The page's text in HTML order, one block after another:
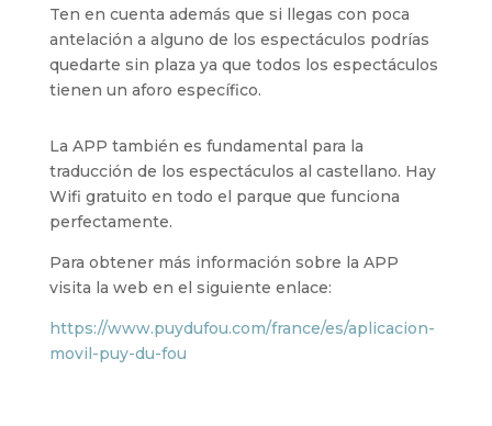
Ten en cuenta además que si llegas con poca
antelación a alguno de los espectáculos podrías
quedarte sin plaza ya que todos los espectáculos
tienen un aforo específico.
La APP también es fundamental para la
traducción de los espectáculos al castellano. Hay
Wifi gratuito en todo el parque que funciona
perfectamente.
Para obtener más información sobre la APP
visita la web en el siguiente enlace:
https://www.puydufou.com/france/es/aplicacion-
movil-puy-du-fou